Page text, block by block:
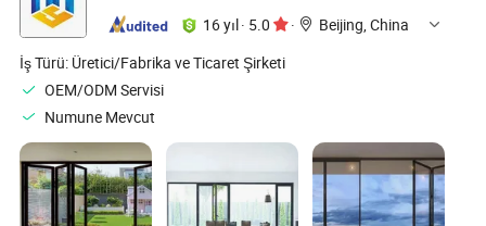
16 yıl· 5.0 ·
Beijing, China
İş Türü: Üretici/Fabrika ve Ticaret Şirketi
OEM/ODM Servisi
Numune Mevcut